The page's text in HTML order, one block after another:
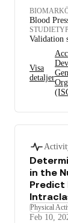
Blood
STUDIETYP
Validation
Visa
detaljer
in the
Predict
Physical
Feb 10,